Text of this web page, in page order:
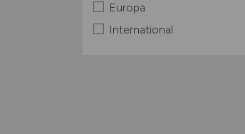
Europa
International